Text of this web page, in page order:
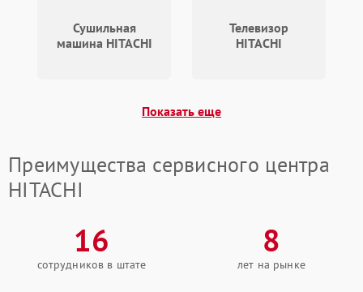
Сушильная
машина HITACHI
Телевизор
HITACHI
Показать еще
Преимущества сервисного центра
HITACHI
16
сотрудников в штате
8
лет на рынке